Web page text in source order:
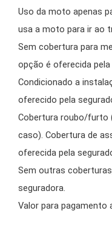
Uso da moto apenas
usa a moto para ir ao
Sem cobertura para
opção é oferecida pela
Condicionado a
oferecido pela
Cobertura roubo/furto
caso). Cobertura de
oferecida pela
Sem outras
seguradora.
Valor para pagamento